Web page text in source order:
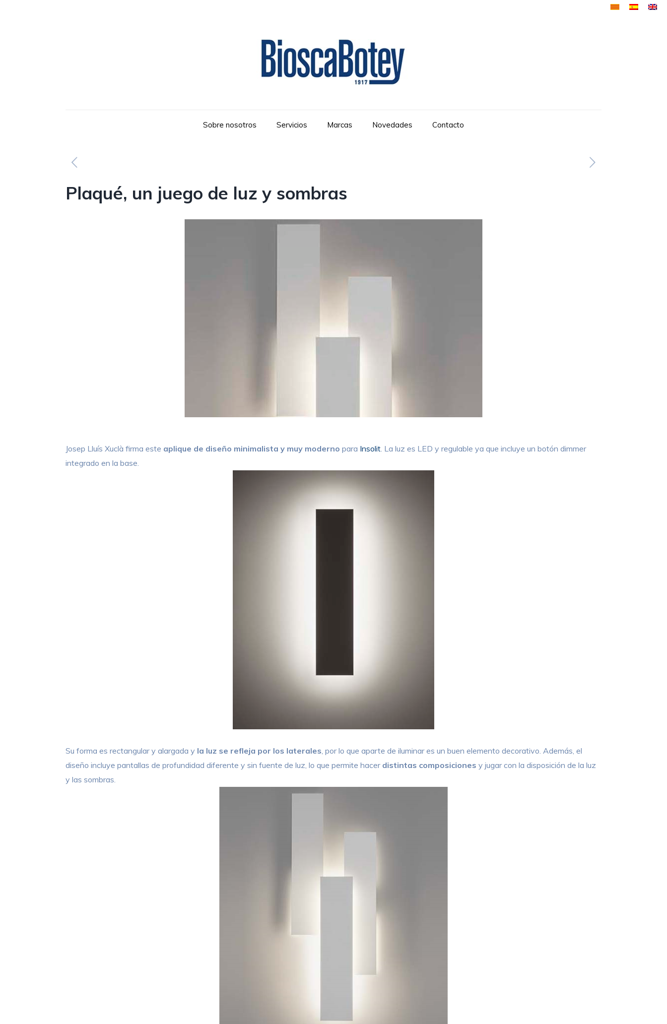
Sobre nosotros Servicios Marcas Novedades Contacto
Plaqué, un juego de luz y sombras
Josep Lluís Xuclà firma este aplique de diseño minimalista y muy moderno para Insolit. La luz es LED y regulable ya que incluye un botón dimmer
integrado en la base.
Su forma es rectangular y alargada y la luz se refleja por los laterales, por lo que aparte de iluminar es un buen elemento decorativo. Además, el
diseño incluye pantallas de profundidad diferente y sin fuente de luz, lo que permite hacer distintas composiciones y jugar con la disposición de la luz
y las sombras.